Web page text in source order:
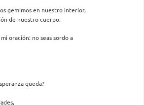
gemimos en nuestro interior,
de nuestro cuerpo.
oración: no seas sordo a
queda?